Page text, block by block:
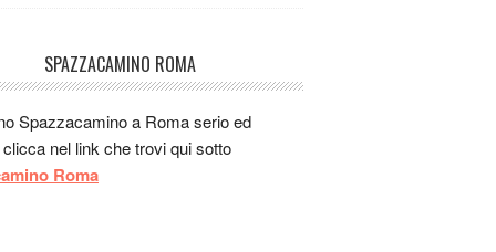
SPAZZACAMINO ROMA
Spazzacamino a Roma serio ed
nel link che trovi qui sotto
Roma